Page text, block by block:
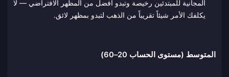
المجانية للمبتدئين رخيصة وتبدو أفضل من المظهر الافتراضي — لا
يكلفك الأمر شيئاً تقريباً من الذهب لتبدو بمظهر لائق.
المتوسط (مستوى الحساب 20–60)